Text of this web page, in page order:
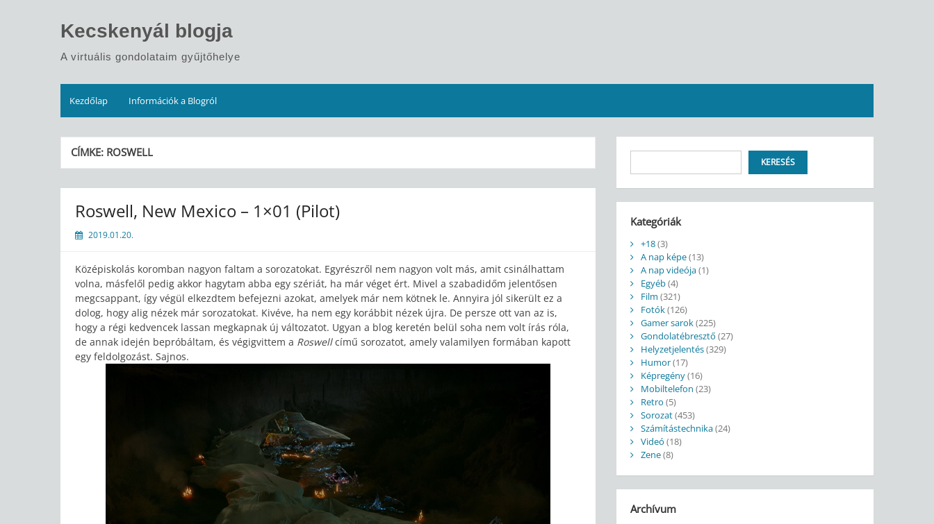
Kecskenyál blogja
A virtuális gondolataim gyűjtőhelye
Kezdőlap Információk a Blogról
CÍMKE: ROSWELL
Roswell, New Mexico – 1×01 (Pilot)
2019.01.20.
Középiskolás koromban nagyon faltam a sorozatokat. Egyrészről nem nagyon volt más, amit csinálhattam
volna, másfelől pedig akkor hagytam abba egy szériát, ha már véget ért. Mivel a szabadidőm jelentősen
megcsappant, így végül elkezdtem befejezni azokat, amelyek már nem kötnek le. Annyira jól sikerült ez a
dolog, hogy alig nézek már sorozatokat. Kivéve, ha nem egy korábbit nézek újra. De persze ott van az is,
hogy a régi kedvencek lassan megkapnak új változatot. Ugyan a blog keretén belül soha nem volt írás róla,
de annak idején bepróbáltam, és végigvittem a Roswellcímű sorozatot, amely valamilyen formában kapott
egy feldolgozást. Sajnos.
KERESÉS
Kategóriák
+18(3)
A nap képe(13)
A nap videója(1)
Egyéb(4)
Film (321)
Fotók(126)
Gamer sarok(225)
Gondolatébresztő (27)
Helyzetjelentés(329)
Humor(17)
Képregény(16)
Mobiltelefon (23)
Retro (5)
Sorozat(453)
Számítástechnika(24)
Videó (18)
Zene(8)
Archívum